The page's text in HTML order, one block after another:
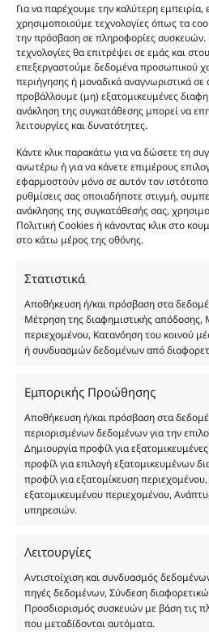
Για να παρέχουμε την καλύτερη εμπειρία,
χρησιμοποιούμε τεχνολογίες όπως τα
την πρόσβαση σε πληροφορίες συσκευών.
τεχνολογίες θα επιτρέψει σε εμάς και
επεξεργαστούμε δεδομένα προσωπικού
περιήγησης ή μοναδικά αναγνωριστικά σε
προβάλλουμε (μη) εξατομικευμένες
ανάκληση της συγκατάθεσης μπορεί να
λειτουργίες και δυνατότητες.
Κάντε κλικ παρακάτω για να δώσετε τη
ανωτέρω ή για να κάνετε επιμέρους
εφαρμοστούν μόνο σε αυτόν τον
ρυθμίσεις σας οποιαδήποτε στιγμή,
ανάκλησης της συγκατάθεσής σας,
Πολιτική Cookies ή κάνοντας κλικ στο
στο κάτω μέρος της οθόνης.
Στατιστικά
Αποθήκευση ή/και πρόσβαση στα
Μέτρηση της διαφημιστικής
περιεχομένου, Κατανόηση του κοινού
ή συνδυασμών δεδομένων από
Εμπορικής Προώθησης
Αποθήκευση ή/και πρόσβαση στα
περιορισμένων δεδομένων για την
Δημιουργία προφίλ για
προφίλ για επιλογή εξατομικευμένων
προφίλ για εξατομίκευση
εξατομικευμένου περιεχομένου,
υπηρεσιών.
Λειτουργίες
Αντιστοίχιση και συνδυασμός
πηγές δεδομένων, Σύνδεση
Προσδιορισμός συσκευών με βάση τις
που μεταδίδονται αυτόματα.
Οι φωτογραφίες των προϊόντων
και δεν είναι προς πώληση το
Σκοπός τους είναι η
Σε καμία περίπτωση δεν
πραγματικότητα. Πρόθεση της
είναι η παραπλάνηση και η
καταναλωτή. Όλα μας τα
χύμα μορφή και είναι
αντίστοιχα αυθεντικά
προϊόντων αποτελούν
Δημιουργών-Οίκων. Οι εικόνες
υπόκεινται σε πνευματικά
Με επιφύλαξη κάθε νόμιμου
Eau de parfum
Αγίου Κωνσταντίνου 76
Τ.Κ. 56224, Εύοσμος, Θεσσαλονίκη
Τηλ. 2314 016010
ΑΦΜ 803285309
Ωράριο Καταστήματος